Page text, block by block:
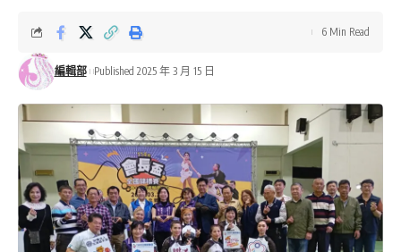
編輯部 Published 2025 年 3 月 15 日
6 Min Read